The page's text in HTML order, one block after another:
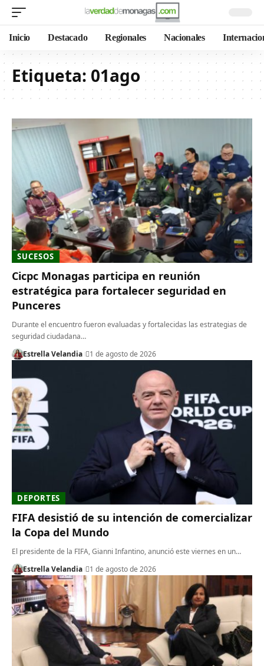
Inicio Destacado Regionales Nacionales
Etiqueta: 01ago
SUCESOS
Cicpc Monagas participa en reunión
estratégica para fortalecer seguridad en
Punceres
Durante el encuentro fueron evaluadas y fortalecidas las estrategias de
seguridad ciudadana…
Estrella Velandia
1 de agosto de 2026
DEPORTES
FIFA desistió de su intención de comercializar
la Copa del Mundo
El presidente de la FIFA, Gianni Infantino, anunció este viernes en un…
Estrella Velandia
1 de agosto de 2026